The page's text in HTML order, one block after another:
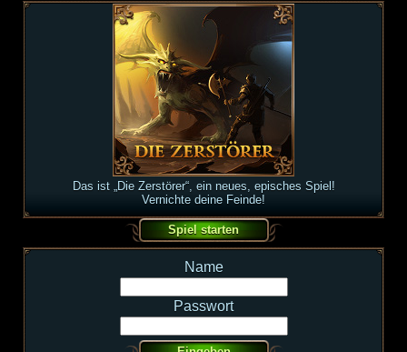
Das ist „Die Zerstörer“, ein neues, episches Spiel!
Vernichte deine Feinde!
Name
Passwort